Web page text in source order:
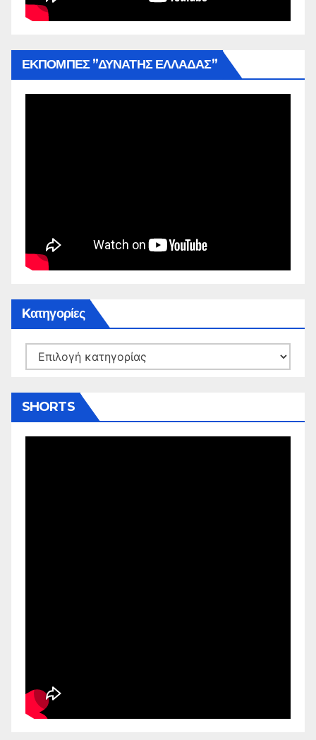
ΕΚΠΟΜΠΕΣ ”ΔΥΝΑΤΗΣ ΕΛΛΑΔΑΣ”
Kατηγορίες
Kατηγορίες
SHORTS